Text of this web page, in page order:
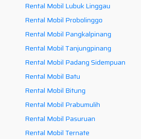
Rental Mobil Lubuk Linggau
Rental Mobil Probolinggo
Rental Mobil Pangkalpinang
Rental Mobil Tanjungpinang
Rental Mobil Padang Sidempuan
Rental Mobil Batu
Rental Mobil Bitung
Rental Mobil Prabumulih
Rental Mobil Pasuruan
Rental Mobil Ternate